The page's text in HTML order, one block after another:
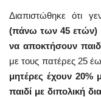
Διαπιστώθηκε ότι
(πάνω των 45 ετών)
να αποκτήσουν
με τους πατέρες 25
μητέρες έχουν 20%
παιδί με διπολική